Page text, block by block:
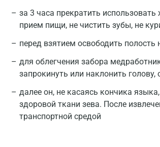
за 3 часа прекратить
прием пищи, не чистить зубы, не
перед взятием освободить
для облегчения забора
запрокинуть или наклонить
далее он, не касаясь кончика
здоровой ткани зева. После
транспортной средой